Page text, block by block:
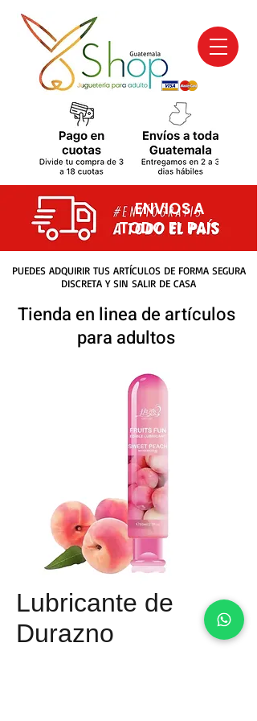
PUEDES ADQUIRIR TUS ARTÍCULOS DE FORMA SEGURA
DISCRETA Y SIN SALIR DE CASA
Tienda en linea de artículos
para adultos
ENVIOS A
TODO EL PAIS
Lubricante de
Durazno